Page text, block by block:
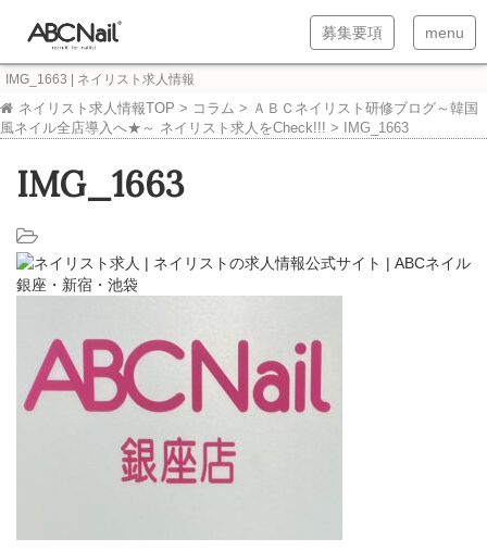
T
o
g
a
v
募集要項
T
o
a
menu
IMG_1663 | ネイリスト求人情報
ネイリスト求人情報TOP > コラム > ＡＢＣネイリスト研修ブログ～韓国
風ネイル全店導入へ★～ ネイリスト求人をCheck!!! > IMG_1663
IMG_1663